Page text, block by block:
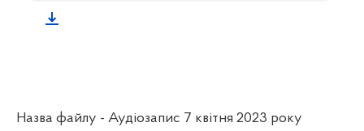
Назва файлу - Аудіозапис 7 квітня 2023 року